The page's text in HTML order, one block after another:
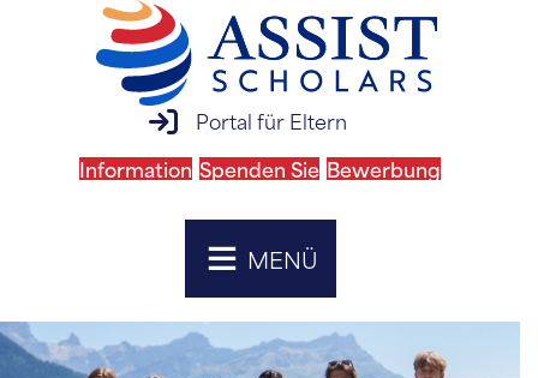
Anmeldung zum Elternportal
Portal für Eltern
Information Spenden Sie Bewerbung
MENÜ